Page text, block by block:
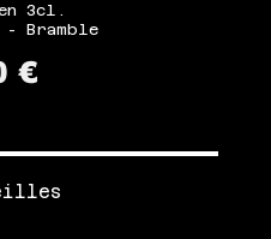
3cl.
- Bramble
€